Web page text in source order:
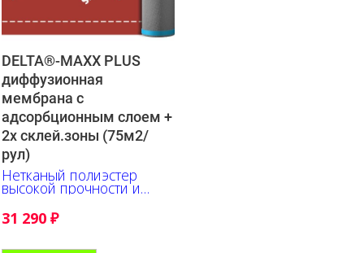
DELTA®-MAXX PLUS
диффузионная
мембрана с
адсорбционным слоем +
2х склей.зоны (75м2/
рул)
Нетканый полиэстер
высокой прочности и
паропроницаемое
покрытие из
термопластичного
31 290 ₽